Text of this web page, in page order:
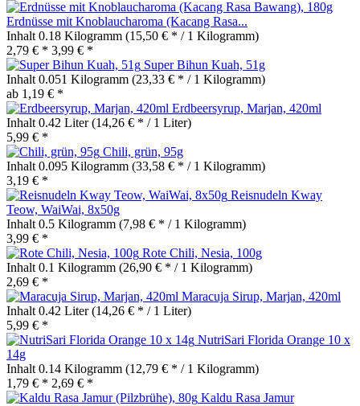
Erdnüsse mit Knoblaucharoma (Kacang Rasa...
Inhalt 0.18 Kilogramm (15,50 € * / 1 Kilogramm)
2,79 € * 3,99 € *
Super Bihun Kuah, 51g
Inhalt 0.051 Kilogramm (23,33 € * / 1 Kilogramm)
ab 1,19 € *
Erdbeersyrup, Marjan, 420ml
Inhalt 0.42 Liter(14,26 € * / 1 Liter)
5,99 € *
Chili, grün, 95g
Inhalt 0.095 Kilogramm (33,58 € * / 1 Kilogramm)
3,19 € *
Reisnudeln Kway
Teow, WaiWai, 8x50g
Inhalt 0.5 Kilogramm (7,98 € * / 1 Kilogramm)
3,99 € *
Rote Chili, Nesia, 100g
Inhalt 0.1 Kilogramm (26,90 € * / 1 Kilogramm)
2,69 € *
Maracuja Sirup, Marjan, 420ml
Inhalt 0.42 Liter(14,26 € * / 1 Liter)
5,99 € *
NutriSari Florida Orange 10 x
14g
Inhalt 0.14 Kilogramm (12,79 € * / 1 Kilogramm)
1,79 € * 2,69 € *
Kaldu Rasa Jamur